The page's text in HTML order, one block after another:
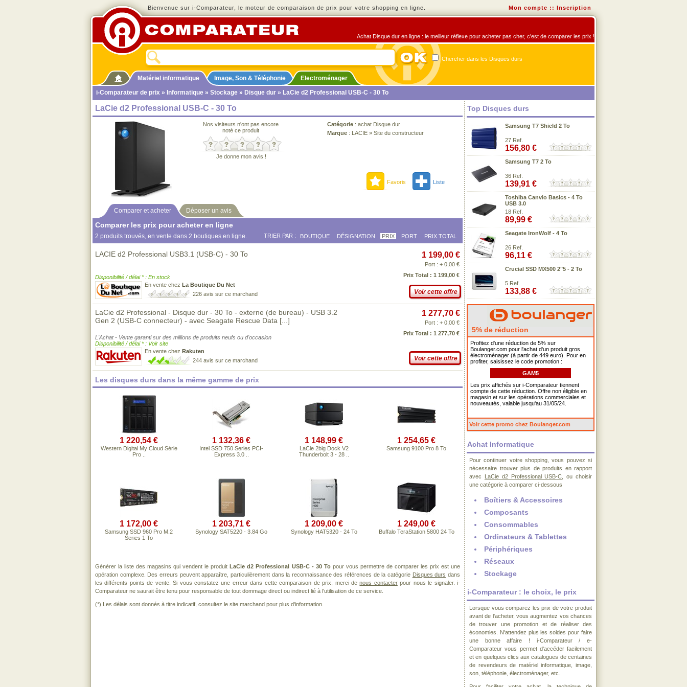
Bienvenue sur i-Comparateur, le moteur de comparaison de prix pour votre shopping en ligne. Mon compte :: Inscription
Achat Disque dur en ligne : le meilleur réflexe pour acheter pas cher, c'est de comparer les prix !
Chercher dans les Disques durs
Matériel informatique Image, Son & Téléphonie
Electroménager
i-Comparateur de prix » Informatique » Stockage » Disque dur » LaCie d2 Professional USB-C - 30 To
LaCie d2 Professional USB-C - 30 To
Nos visiteurs n'ont pas encore
noté ce produit
Je donne mon avis !
Catégorie : achat Disque dur
Marque : LACIE » Site du constructeur
Favoris Liste
Comparer et acheter Déposer un avis
Comparer les prix pour acheter en ligne
2 produits trouvés, en vente dans 2 boutiques en ligne. TRIER PAR : BOUTIQUE DÉSIGNATION PRIX PORT PRIX TOTAL
LACIE d2 Professional USB3.1 (USB-C) - 30 To
Disponibilité / délai * : En stock
En vente chez La Boutique Du Net
226 avis sur ce marchand
1 199,00 €
Port : + 0,00 €
Prix Total : 1 199,00 €
Voir cette offre
LaCie d2 Professional - Disque dur - 30 To - externe (de bureau) - USB 3.2
Gen 2 (USB-C connecteur) - avec Seagate Rescue Data [...]
L'Achat - Vente garanti sur des millions de produits neufs ou d'occasion
Disponibilité / délai * : Voir site
En vente chez Rakuten
244 avis sur ce marchand
1 277,70 €
Port : + 0,00 €
Prix Total : 1 277,70 €
Voir cette offre
Les disques durs dans la même gamme de prix
1 220,54 €
Western Digital My Cloud Série
Pro ..
1 132,36 €
Intel SSD 750 Series PCI-
Express 3.0 ..
1 148,99 €
LaCie 2big Dock V2
Thunderbolt 3 - 28 ..
1 254,65 €
Samsung 9100 Pro 8 To
1 172,00 €
Samsung SSD 960 Pro M.2
Series 1 To
1 203,71 €
Synology SAT5220 - 3.84 Go
1 209,00 €
Synology HAT5320 - 24 To
1 249,00 €
Buffalo TeraStation 5800 24 To
Générer la liste des magasins qui vendent le produitLaCie d2 Professional USB-C - 30 Topour vous permettre de comparer les prix est une
opération complexe. Des erreurs peuvent apparaître, particulièrement dans la reconnaissance des références de la catégorie Disques durs dans
les différents points de vente. Si vous constatez une erreur dans cette comparaison de prix, merci denous contacterpour nous le signaler. i-
Comparateur ne saurait être tenu pour responsable de tout dommage direct ou indirect lié à l'utilisation de ce service.
(*) Les délais sont donnés à titre indicatif, consultez le site marchand pour plus d'information.
Top Disques durs
Samsung T7 Shield 2 To
27 Ref.
156,80 €
Samsung T7 2 To
36 Ref.
139,91 €
Toshiba Canvio Basics - 4 To
USB 3.0
18 Ref.
89,99 €
Seagate IronWolf - 4 To
26 Ref.
96,11 €
Crucial SSD MX500 2"5 - 2 To
5 Ref.
133,88 €
5% de réduction
Profitez d'une réduction de 5% sur
Boulanger.com pour l'achat d'un produit gros
électroménager (à partir de 449 euro). Pour en
profiter, saisissez le code promotion :
GAM5
Les prix affichés sur i-Comparateur tiennent
compte de cette réduction. Offre non éligible en
magasin et sur les opérations commerciales et
nouveautés, valable jusqu'au 31/05/24.
Voir cette promo chez Boulanger.com
Achat Informatique
Pour continuer votre shopping, vous pouvez si
nécessaire trouver plus de produits en rapport
avec LaCie d2 Professional USB-C , ou choisir
une catégorie à comparer ci-dessous
Boîtiers & Accessoires
Composants
Consommables
Ordinateurs & Tablettes
Périphériques
Réseaux
Stockage
i-Comparateur : le choix, le prix
Lorsque vous comparez les prix de votre produit
avant de l'acheter, vous augmentez vos chances
de trouver une promotion et de réaliser des
économies. N'attendez plus les soldes pour faire
une bonne affaire ! i-Comparateur / e-
Comparateur vous permet d'accéder facilement
et en quelques clics aux catalogues de centaines
de revendeurs de matériel informatique, image,
son, téléphonie, électroménager, etc..